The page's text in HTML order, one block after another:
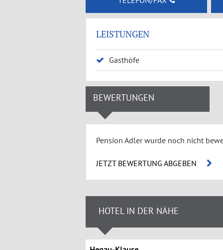
LEISTUNGEN
Gasthöfe
BEWERTUNGEN
Pension Adler wurde noch nicht
JETZT BEWERTUNG ABGEBEN
HOTEL IN DER NÄHE